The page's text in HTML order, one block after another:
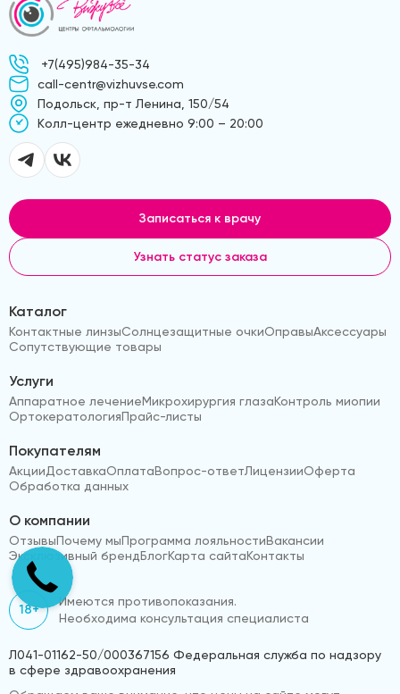
+7(495)984-35-34
call-centr@vizhuvse.com
Подольск, пр-т Ленина, 150/54
Kолл-центр ежедневно 9:00 – 20:00
Записаться к врачу
Узнать статус заказа
Каталог
Контактные линзыСолнцезащитные очкиОправыАксессуары
Сопутствующие товары
Услуги
Аппаратное лечениеМикрохирургия глазаКонтроль миопии
ОртокератологияПрайс-листы
Покупателям
АкцииДоставкаОплатаВопрос-ответЛицензииОферта
Обработка данных
О компании
ОтзывыПочему мыПрограмма лояльностиВакансии
Эксклюзивный брендБлогКарта сайтаКонтакты
18+
Имеются противопоказания.
Необходима консультация специалиста
Л041-01162-50/000367156 Федеральная служба по надзору
в сфере здравоохранения